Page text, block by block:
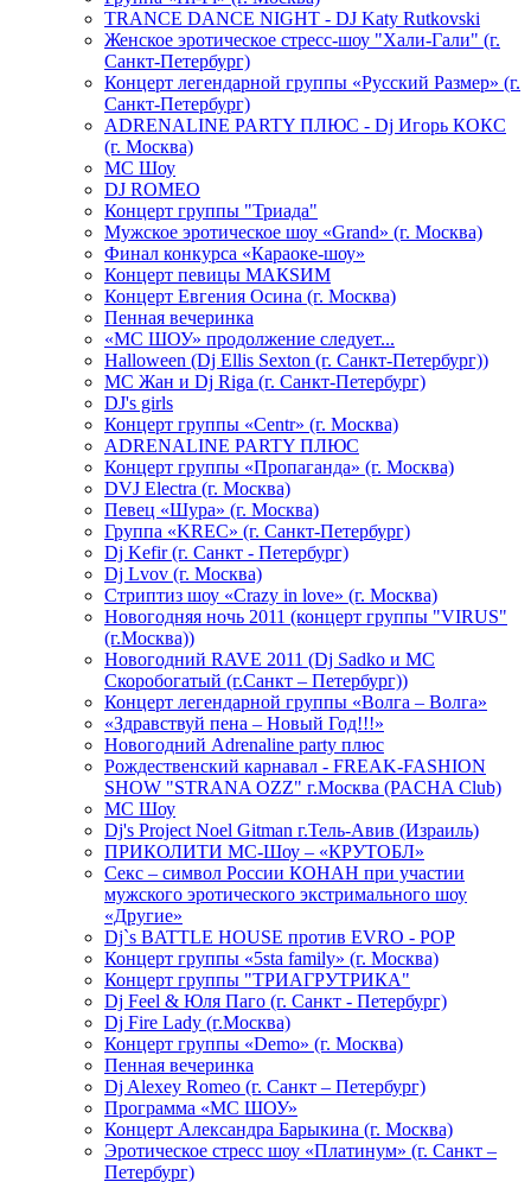
TRANCE DANCE NIGHT - DJ Katy Rutkovski
Женское эротическое стресс-шоу "Хали-Гали" (г.
Санкт-Петербург)
Концерт легендарной группы «Русский Размер» (г.
Санкт-Петербург)
ADRENALINE PARTY ПЛЮС - Dj Игорь КОКС
(г. Москва)
MC Шоу
DJ ROMEO
Концерт группы "Триада"
Мужское эротическое шоу «Grand» (г. Москва)
Финал конкурса «Караоке-шоу»
Концерт певицы МАКSИМ
Концерт Евгения Осина (г. Москва)
Пенная вечеринка
«МС ШОУ» продолжение следует...
Halloween (Dj Ellis Sexton (г. Санкт-Петербург))
МС Жан и Dj Riga (г. Санкт-Петербург)
DJ's girls
Концерт группы «Centr» (г. Москва)
ADRENALINE PARTY ПЛЮС
Концерт группы «Пропаганда» (г. Москва)
DVJ Electra (г. Москва)
Певец «Шура» (г. Москва)
Группа «KREC» (г. Санкт-Петербург)
Dj Kefir (г. Санкт - Петербург)
Dj Lvov (г. Москва)
Стриптиз шоу «Crazy in love» (г. Москва)
Новогодняя ночь 2011 (концерт группы "VIRUS"
(г.Москва))
Новогодний RAVE 2011 (Dj Sadko и MC
Скоробогатый (г.Санкт – Петербург))
Концерт легендарной группы «Волга – Волга»
«Здравствуй пена – Новый Год!!!»
Новогодний Adrenaline party плюс
Рождественский карнавал - FREAK-FASHION
SHOW "STRANA OZZ" г.Москва (PACHA Club)
MC Шоу
Dj's Project Noel Gitman г.Тель-Авив (Израиль)
ПРИКОЛИТИ МС-Шоу – «КРУТОБЛ»
Секс – символ России КОНАН при участии
мужского эротического экстримального шоу
«Другие»
Dj`s BATTLE HOUSE против EVRO - POP
Концерт группы «5sta family» (г. Москва)
Концерт группы "ТРИАГРУТРИКА"
Dj Feel & Юля Паго (г. Санкт - Петербург)
Dj Fire Lady (г.Москва)
Концерт группы «Demo» (г. Москва)
Пенная вечеринка
Dj Alexey Romeo (г. Санкт – Петербург)
Программа «МС ШОУ»
Концерт Александра Барыкина (г. Москва)
Эротическое стресс шоу «Платинум» (г. Санкт –
Петербург)